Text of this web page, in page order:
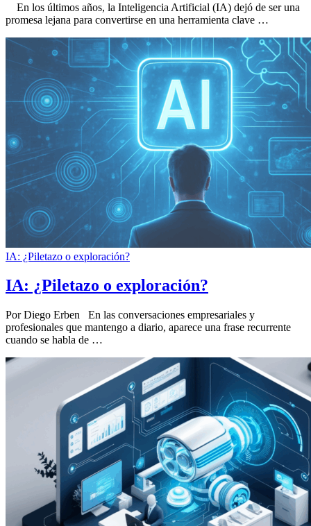
En los últimos años, la Inteligencia Artificial (IA) dejó de ser una
promesa lejana para convertirse en una herramienta clave …
IA: ¿Piletazo o exploración?
IA: ¿Piletazo o exploración?
Por Diego Erben En las conversaciones empresariales y
profesionales que mantengo a diario, aparece una frase recurrente
cuando se habla de …